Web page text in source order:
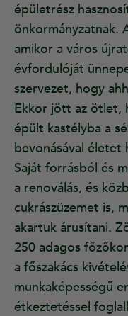
épületrész
önkormányzatnak.
amikor a város
évfordulóját
szervezet, hogy
Ekkor jött az ötlet,
épült kastélyba a
bevonásával életet
Saját forrásból és
a renoválás, és
cukrászüzemet is,
akartuk árusítani.
250 adagos
a főszakács
munkaképességű
étkeztetéssel